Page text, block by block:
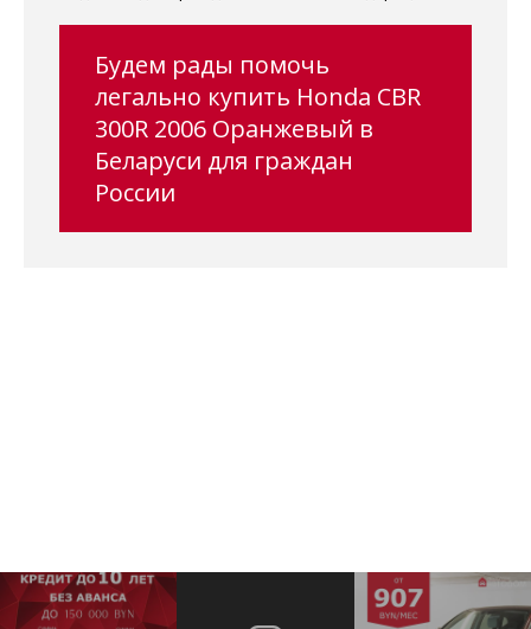
Будем рады помочь
легально купить Honda CBR
300R 2006 Оранжевый в
Беларуси для граждан
России